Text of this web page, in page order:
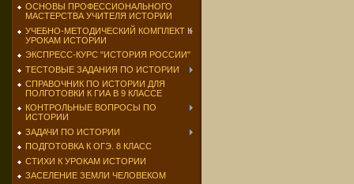
ОСНОВЫ ПРОФЕССИОНАЛЬНОГО
МАСТЕРСТВА УЧИТЕЛЯ ИСТОРИИ
УЧЕБНО-МЕТОДИЧЕСКИЙ КОМПЛЕКТ К
УРОКАМ ИСТОРИИ
ЭКСПРЕСС-КУРС "ИСТОРИЯ РОССИИ"
ТЕСТОВЫЕ ЗАДАНИЯ ПО ИСТОРИИ
СПРАВОЧНИК ПО ИСТОРИИ ДЛЯ
ПОЛГОТОВКИ К ГИА В 9 КЛАССЕ
КОНТРОЛЬНЫЕ ВОПРОСЫ ПО
ИСТОРИИ
ЗАДАЧИ ПО ИСТОРИИ
ПОДГОТОВКА К ОГЭ. 8 КЛАСС
СТИХИ К УРОКАМ ИСТОРИИ
ЗАСЕЛЕНИЕ ЗЕМЛИ ЧЕЛОВЕКОМ